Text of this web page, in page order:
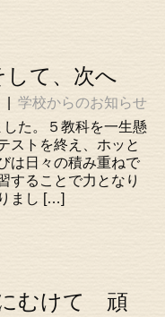
して、次へ
学校からのお知らせ
た。５教科を一生懸
ストを終え、ホッと
は日々の積み重ねで
することで力となり
まし […]
むけて 頑